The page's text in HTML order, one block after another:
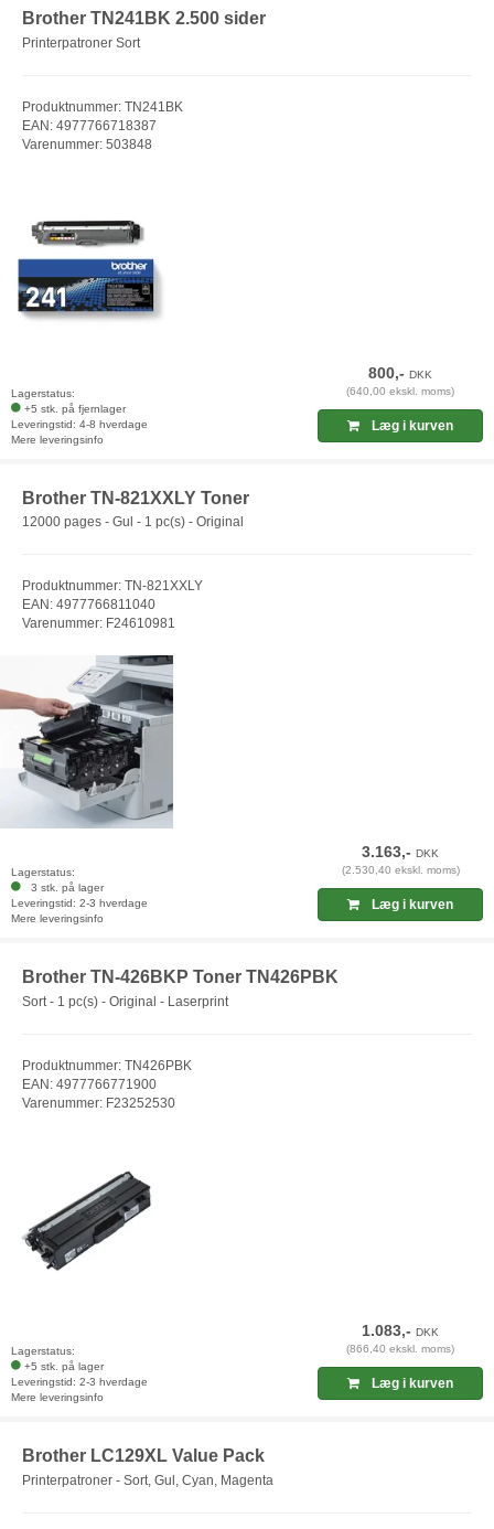
Brother TN241BK 2.500 sider
Printerpatroner Sort
Produktnummer: TN241BK
EAN: 4977766718387
Varenummer: 503848
Lagerstatus:
+5 stk. på fjernlager
Leveringstid: 4-8 hverdage
Mere leveringsinfo
800,-DKK
(640,00 ekskl. moms)
Læg i kurven
Brother TN-821XXLY Toner
12000 pages - Gul - 1 pc(s) - Original
Produktnummer: TN-821XXLY
EAN: 4977766811040
Varenummer: F24610981
Lagerstatus:
3 stk. på lager
Leveringstid: 2-3 hverdage
Mere leveringsinfo
3.163,-DKK
(2.530,40 ekskl. moms)
Læg i kurven
Brother TN-426BKP Toner TN426PBK
Sort - 1 pc(s) - Original - Laserprint
Produktnummer: TN426PBK
EAN: 4977766771900
Varenummer: F23252530
Lagerstatus:
+5 stk. på lager
Leveringstid: 2-3 hverdage
Mere leveringsinfo
1.083,-DKK
(866,40 ekskl. moms)
Læg i kurven
Brother LC129XL Value Pack
Printerpatroner - Sort, Gul, Cyan, Magenta